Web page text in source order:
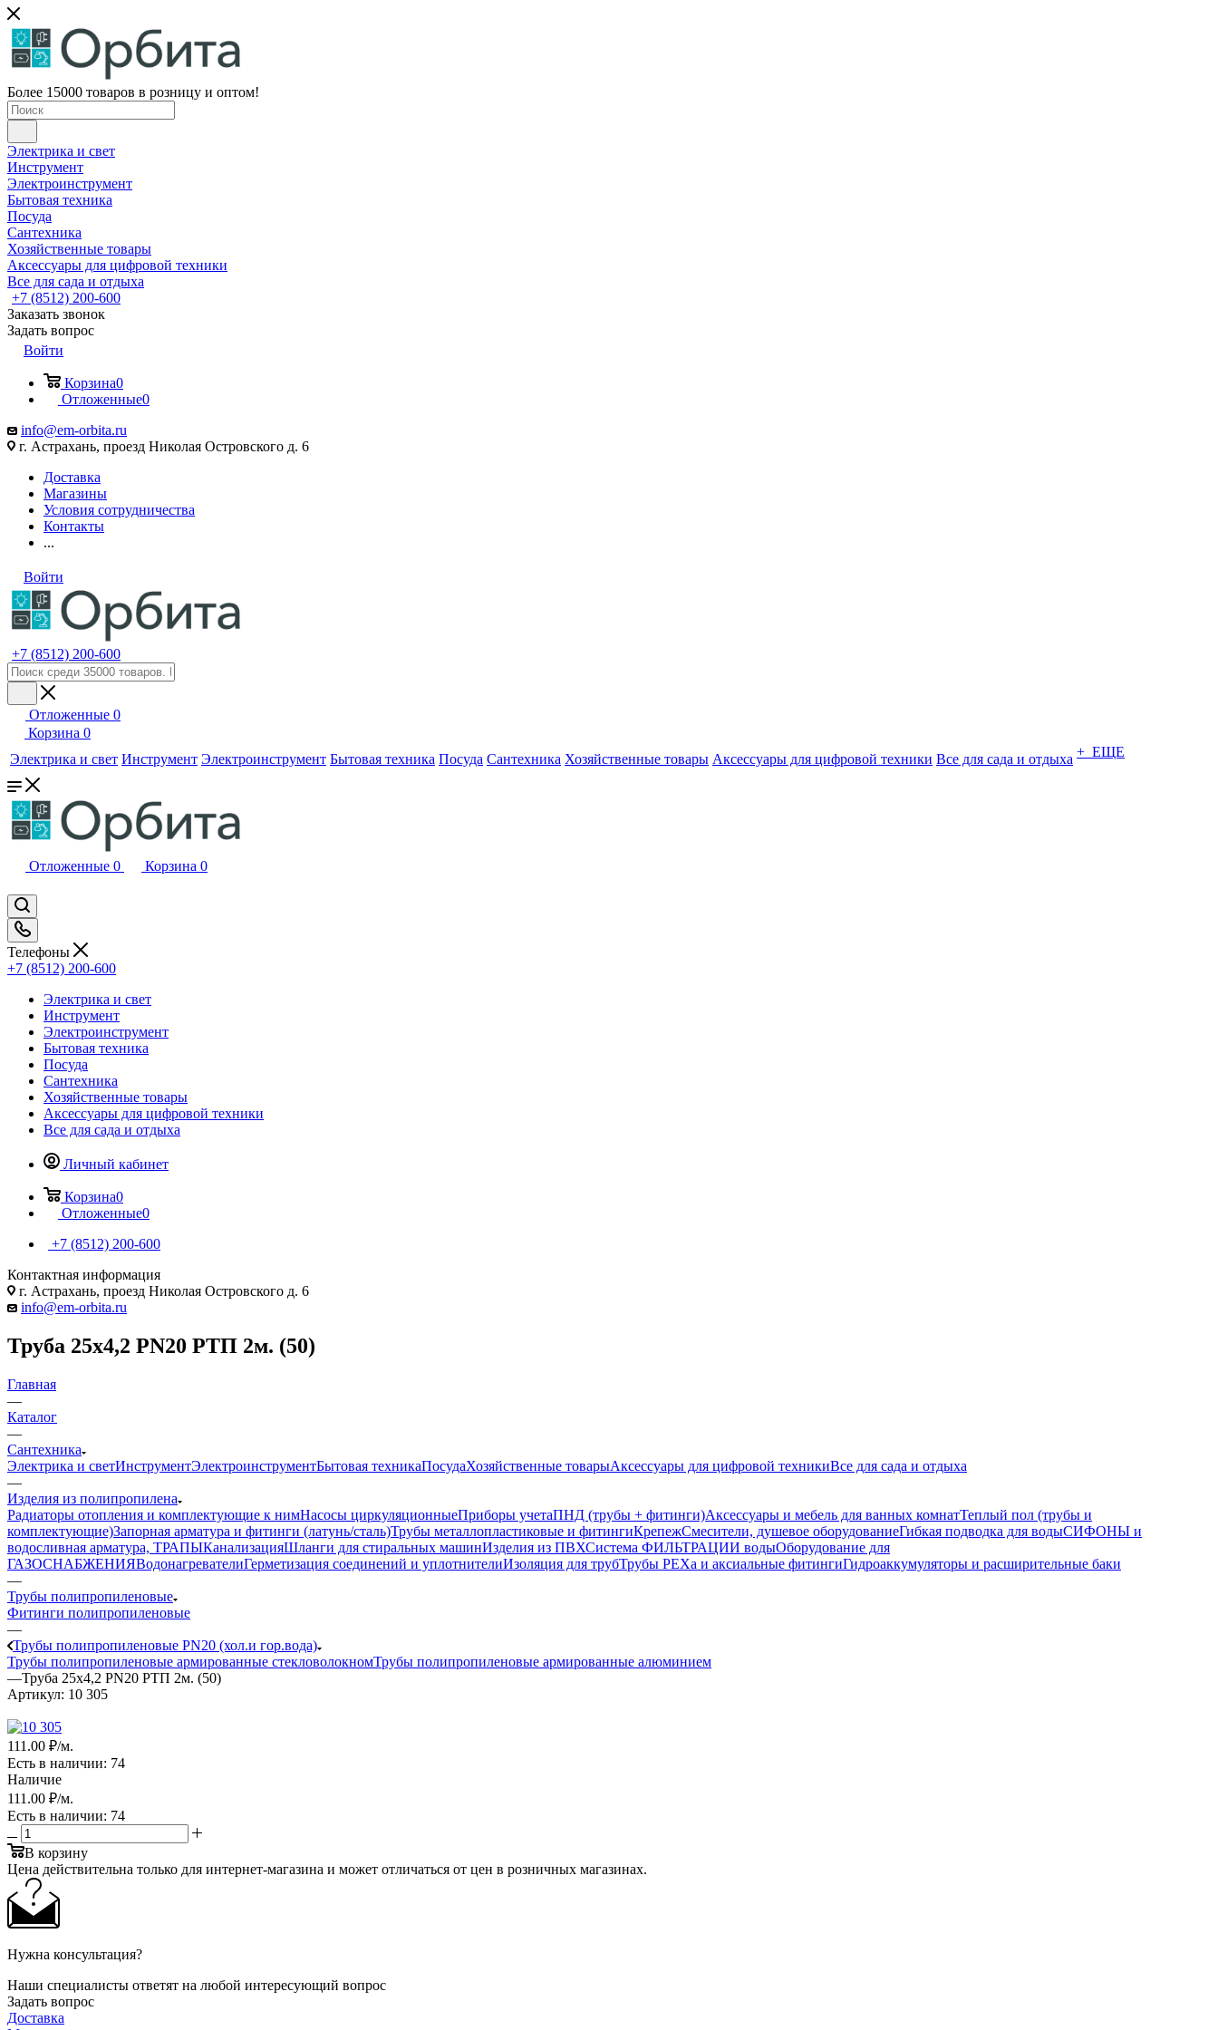
Более 15000 товаров в розницу и оптом!
Электрика и свет
Инструмент
Электроинструмент
Бытовая техника
Посуда
Сантехника
Хозяйственные товары
Аксессуары для цифровой техники
Все для сада и отдыха
+7 (8512) 200-600
Заказать звонок
Задать вопрос
Войти
Корзина0
Отложенные0
info@em-orbita.ru
г. Астрахань, проезд Николая Островского д. 6
Доставка
Магазины
Условия сотрудничества
Контакты
...
Войти
+7 (8512) 200-600
Отложенные 0
Корзина 0
Электрика и свет Инструмент Электроинструмент Бытовая техника Посуда Сантехника Хозяйственные товары Аксессуары для цифровой техники Все для сада и отдыха + ЕЩЕ
Отложенные 0 Корзина 0
Телефоны
+7 (8512) 200-600
Электрика и свет
Инструмент
Электроинструмент
Бытовая техника
Посуда
Сантехника
Хозяйственные товары
Аксессуары для цифровой техники
Все для сада и отдыха
Личный кабинет
Корзина0
Отложенные0
+7 (8512) 200-600
Контактная информация
г. Астрахань, проезд Николая Островского д. 6
info@em-orbita.ru
Труба 25х4,2 PN20 РТП 2м. (50)
Главная
—
Каталог
—
Сантехника
Электрика и светИнструментЭлектроинструментБытовая техникаПосудаХозяйственные товарыАксессуары для цифровой техникиВсе для сада и отдыха
—
Изделия из полипропилена
Радиаторы отопления и комплектующие к нимНасосы циркуляционныеПриборы учетаПНД (трубы + фитинги)Аксессуары и мебель для ванных комнатТеплый пол (трубы и
комплектующие)Запорная арматура и фитинги (латунь/сталь)Трубы металлопластиковые и фитингиКрепежСмесители, душевое оборудованиеГибкая подводка для водыСИФОНЫ и
водосливная арматура, ТРАПЫКанализацияШланги для стиральных машинИзделия из ПВХСистема ФИЛЬТРАЦИИ водыОборудование для
ГАЗОСНАБЖЕНИЯВодонагревателиГерметизация соединений и уплотнителиИзоляция для трубТрубы PEXa и аксиальные фитингиГидроаккумуляторы и расширительные баки
—
Трубы полипропиленовые
Фитинги полипропиленовые
—
Трубы полипропиленовые PN20 (хол.и гор.вода)
Трубы полипропиленовые армированные стекловолокномТрубы полипропиленовые армированные алюминием
—Труба 25х4,2 PN20 РТП 2м. (50)
Артикул: 10 305
111 .00 ₽/м.
Есть в наличии: 74
Наличие
111 .00 ₽/м.
Есть в наличии: 74
В корзину
Цена действительна только для интернет-магазина и может отличаться от цен в розничных магазинах.
Нужна консультация?
Наши специалисты ответят на любой интересующий вопрос
Задать вопрос
Доставка